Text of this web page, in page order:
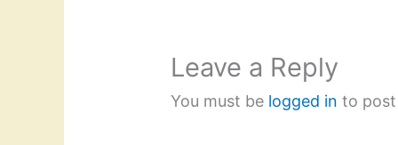
Leave a Reply
You must be logged in to